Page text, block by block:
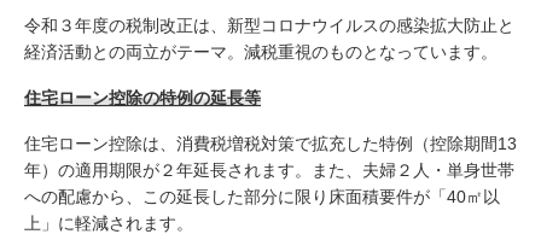
令和３年度の税制改正は、新型コロナウイルスの感染拡大防止と
経済活動との両立がテーマ。減税重視のものとなっています。
住宅ローン控除の特例の延長等
住宅ローン控除は、消費税増税対策で拡充した特例（控除期間13
年）の適用期限が２年延長されます。また、夫婦２人・単身世帯
への配慮から、この延長した部分に限り床面積要件が「40㎡以
上」に軽減されます。